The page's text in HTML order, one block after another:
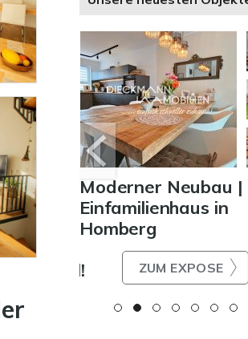
-
mit
Moderner Neubau |
Einfamilienhaus in
Homberg
ZUM EXPOSE